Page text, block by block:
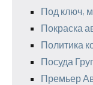
Под ключ,
Покраска
Политика
Посуда
Премьер